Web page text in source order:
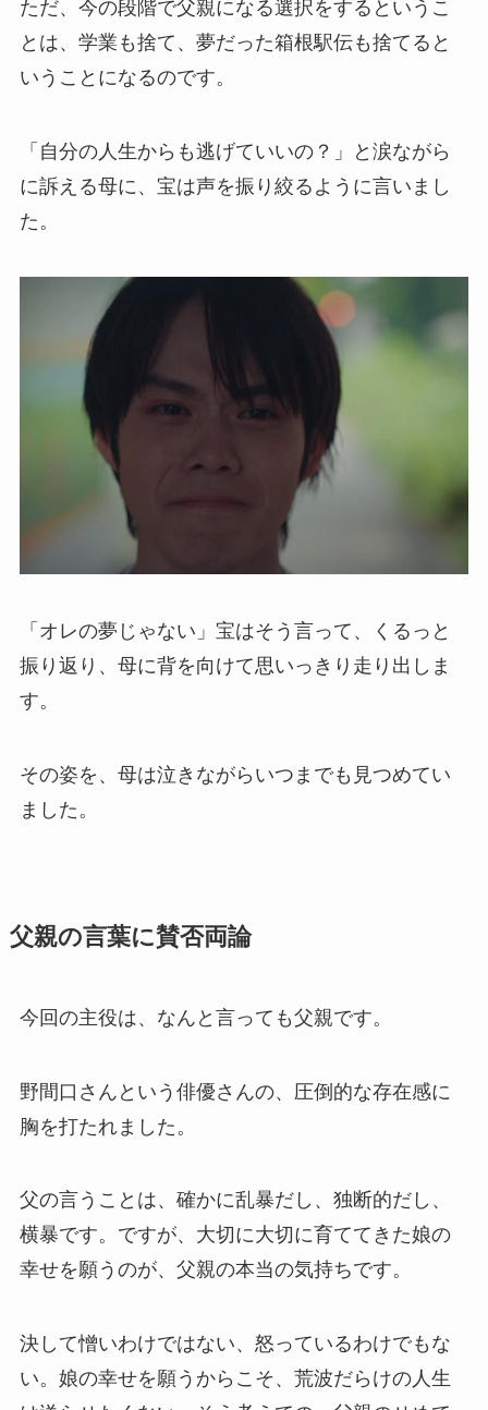
ただ、今の段階で父親になる選択をするというこ
とは、学業も捨て、夢だった箱根駅伝も捨てると
いうことになるのです。
「自分の人生からも逃げていいの？」と涙ながら
に訴える母に、宝は声を振り絞るように言いまし
た。
「オレの夢じゃない」宝はそう言って、くるっと
振り返り、母に背を向けて思いっきり走り出しま
す。
その姿を、母は泣きながらいつまでも見つめてい
ました。
父親の言葉に賛否両論
今回の主役は、なんと言っても父親です。
野間口さんという俳優さんの、圧倒的な存在感に
胸を打たれました。
父の言うことは、確かに乱暴だし、独断的だし、
横暴です。ですが、大切に大切に育ててきた娘の
幸せを願うのが、父親の本当の気持ちです。
決して憎いわけではない、怒っているわけでもな
い。娘の幸せを願うからこそ、荒波だらけの人生